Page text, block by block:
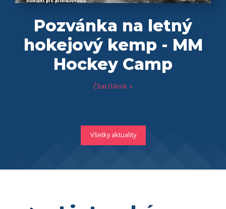
Pozvánka na letný
hokejový kemp - MM
Hockey Camp
Čítať článok
Všetky aktuality